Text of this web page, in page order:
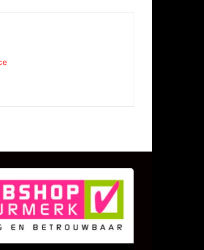
BEOORDELINGEN
er zeer op gesteld om te
u als klant van ons en
diensten vindt.